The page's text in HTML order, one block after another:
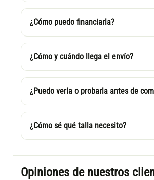
¿Cómo puedo financiarla?
¿Cómo y cuándo llega el envío?
¿Puedo verla o probarla antes de
¿Cómo sé qué talla necesito?
Opiniones de nuestros